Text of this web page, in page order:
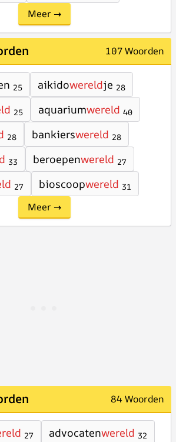
Meer →
107 Woorden
25 aikidowereldje 28
25 aquariumwereld 40
28 bankierswereld 28
33 beroepenwereld 27
27 bioscoopwereld 31
Meer →
84 Woorden
27 advocatenwereld 32